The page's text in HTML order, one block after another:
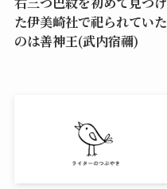
た伊美崎社で祀られていた
のは善神王(武内宿禰)